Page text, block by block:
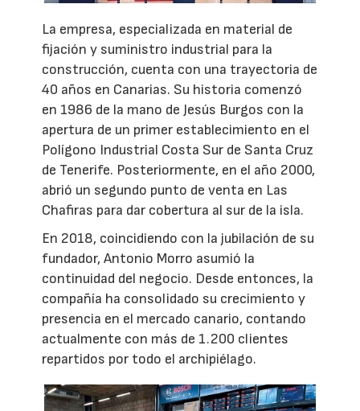
La empresa, especializada en material de
fijación y suministro industrial para la
construcción, cuenta con una trayectoria de
40 años en Canarias. Su historia comenzó
en 1986 de la mano de Jesús Burgos con la
apertura de un primer establecimiento en el
Polígono Industrial Costa Sur de Santa Cruz
de Tenerife. Posteriormente, en el año 2000,
abrió un segundo punto de venta en Las
Chafiras para dar cobertura al sur de la isla.
En 2018, coincidiendo con la jubilación de su
fundador, Antonio Morro asumió la
continuidad del negocio. Desde entonces, la
compañía ha consolidado su crecimiento y
presencia en el mercado canario, contando
actualmente con más de 1.200 clientes
repartidos por todo el archipiélago.